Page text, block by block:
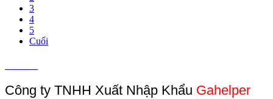
3
4
5
Cuối
Công ty TNHH Xuất Nhập Khẩu Gahelper